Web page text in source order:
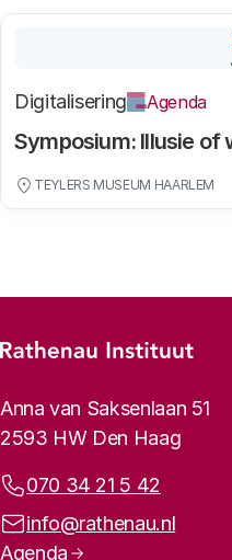
Symposium: Illusie of
Digitalisering Agenda
TEYLERS MUSEUM HAARLEM
Footer-menu
Rathenau logo, naar de
Contactinformatie
Anna van Saksenlaan 51
2593 HW Den Haag
Telefoonnummer:
070 34 21 5 42
E-mailadres:
info@rathenau.nl
Paginanavigatie
Agenda